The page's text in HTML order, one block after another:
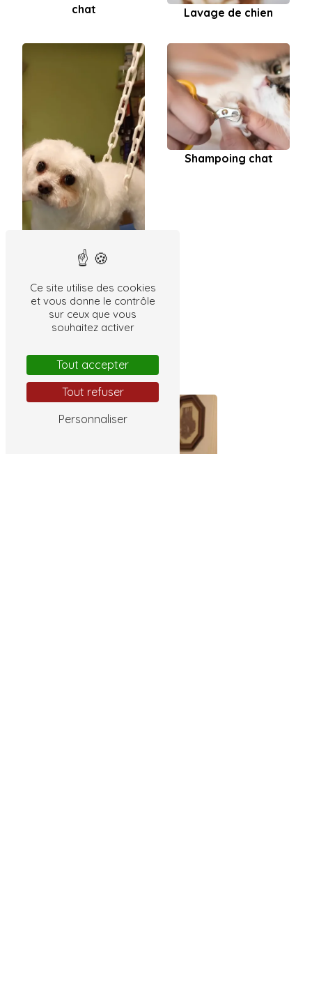
chat
Lavage de chien
Shampoing chien
Shampoing chat
Ce site utilise des cookies
et vous donne le contrôle
sur ceux que vous
souhaitez activer
Tout accepter
Tout refuser
Personnaliser